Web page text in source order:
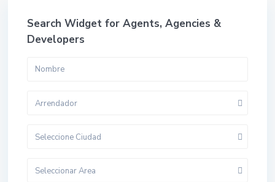
Search Widget for Agents, Agencies &
Developers
Arrendador
Seleccione Ciudad
Seleccionar Area